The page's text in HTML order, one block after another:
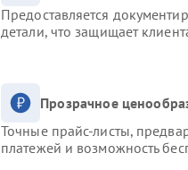
Предоставляется
детали, что защищает
Прозрачное
Точные прайс-листы,
платежей и возможность